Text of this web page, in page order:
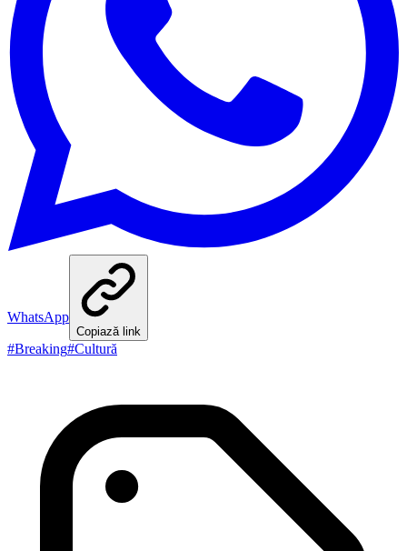
WhatsApp
Copiază link
#Breaking#Cultură